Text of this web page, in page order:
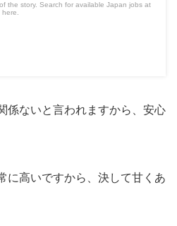
the story. Search for available Japan jobs at
係ないと言われますから、安心
に高いですから、決して甘くあ